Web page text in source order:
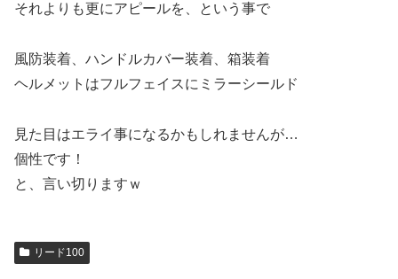
それよりも更にアピールを、という事で
風防装着、ハンドルカバー装着、箱装着
ヘルメットはフルフェイスにミラーシールド
見た目はエライ事になるかもしれませんが…
個性です！
と、言い切りますｗ
リード100